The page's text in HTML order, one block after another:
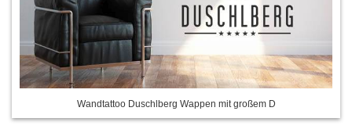
Wandtattoo Duschlberg Wappen mit großem D